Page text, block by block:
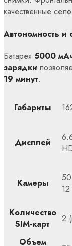
качественные
Автономность и
Батарея 5000
зарядки
19 минут.
Габариты
Дисплей
Камеры
Количество
SIM-карт
2
Объем